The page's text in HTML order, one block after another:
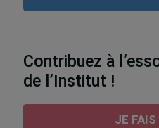
Contribuez à
de l’Institut !
JE FAIS